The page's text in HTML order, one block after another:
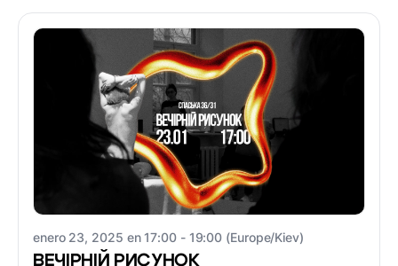
enero 23, 2025 en 17:00 - 19:00 (Europe/Kiev)
ВЕЧІРНІЙ РИСУНОК